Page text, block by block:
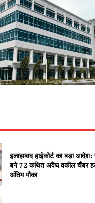
इलाहाबाद हाईकोर्ट का बड़ा
बने 72 कथित अवैध वकील चैंबर
अंतिम मौका